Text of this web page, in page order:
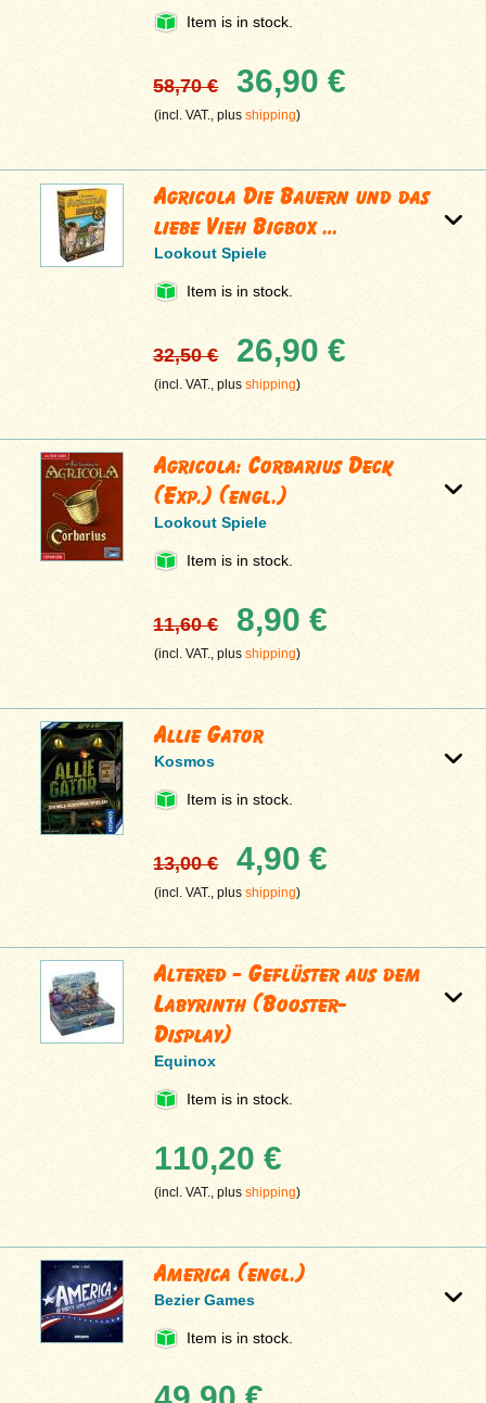
Item is in stock.
58,70 € 36,90 €
(incl. VAT., plusshipping)
Agricola Die Bauern und das
liebe Vieh Bigbox …
Lookout Spiele
Item is in stock.
32,50 € 26,90 €
(incl. VAT., plusshipping)
Agricola: Corbarius Deck
(Exp.) (engl.)
Lookout Spiele
Item is in stock.
11,60 € 8,90 €
(incl. VAT., plusshipping)
Allie Gator
Kosmos
Item is in stock.
13,00 € 4,90 €
(incl. VAT., plusshipping)
Altered - Geflüster aus dem
Labyrinth (Booster-
Display)
Equinox
Item is in stock.
110,20 €
(incl. VAT., plusshipping)
America (engl.)
Bezier Games
Item is in stock.